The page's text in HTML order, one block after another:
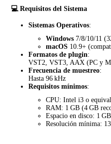
💻 Requisitos del Sistema
Sistemas Operativos:
Windows 7/8/10/11
macOS 10.9+
Formatos de plugin:
VST2, VST3, AAX (PC y
Frecuencia de muestreo:
Hasta 96 kHz
Requisitos mínimos:
CPU: Intel i3 o
RAM: 1 GB (4 GB
Espacio en disco: 1 GB
Resolución mínima: